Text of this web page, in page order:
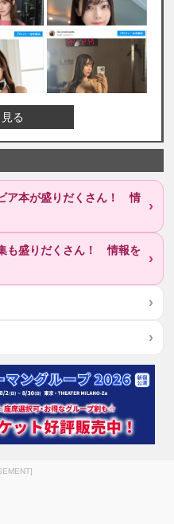
る
ア本が盛りだくさん！ 情
も盛りだくさん！ 情報を